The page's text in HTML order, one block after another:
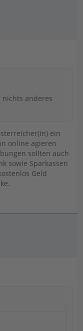
anderes
ein
online agieren
sollten auch
sowie Sparkassen
Geld